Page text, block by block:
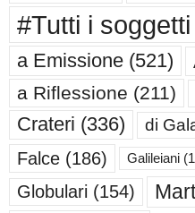
#Tutti i soggetti
a Emissione (521)
a Riflessione (211)
Crateri (336) di
Falce (186) Galileiani
Globulari (154)